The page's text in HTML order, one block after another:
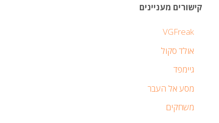
קישורים מעניינים
VGFreak
אולד סקול
גיימפד
מסע אל העבר
משחקים